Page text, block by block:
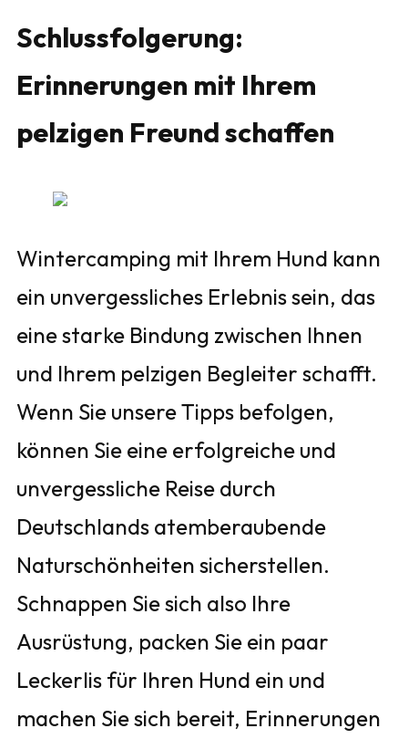
Schlussfolgerung:
Erinnerungen mit Ihrem
pelzigen Freund schaffen
Wintercamping mit Ihrem Hund kann
ein unvergessliches Erlebnis sein, das
eine starke Bindung zwischen Ihnen
und Ihrem pelzigen Begleiter schafft.
Wenn Sie unsere Tipps befolgen,
können Sie eine erfolgreiche und
unvergessliche Reise durch
Deutschlands atemberaubende
Naturschönheiten sicherstellen.
Schnappen Sie sich also Ihre
Ausrüstung, packen Sie ein paar
Leckerlis für Ihren Hund ein und
machen Sie sich bereit, Erinnerungen